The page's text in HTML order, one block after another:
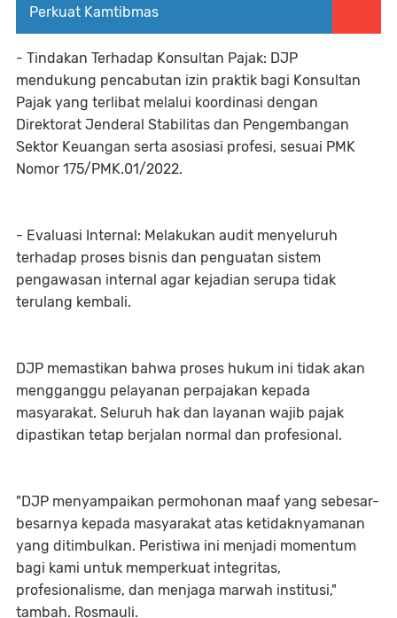
Perkuat Kamtibmas
- Tindakan Terhadap Konsultan Pajak: DJP
mendukung pencabutan izin praktik bagi Konsultan
Pajak yang terlibat melalui koordinasi dengan
Direktorat Jenderal Stabilitas dan Pengembangan
Sektor Keuangan serta asosiasi profesi, sesuai PMK
Nomor 175/PMK.01/2022.
- Evaluasi Internal: Melakukan audit menyeluruh
terhadap proses bisnis dan penguatan sistem
pengawasan internal agar kejadian serupa tidak
terulang kembali.
DJP memastikan bahwa proses hukum ini tidak akan
mengganggu pelayanan perpajakan kepada
masyarakat. Seluruh hak dan layanan wajib pajak
dipastikan tetap berjalan normal dan profesional.
"DJP menyampaikan permohonan maaf yang sebesar-
besarnya kepada masyarakat atas ketidaknyamanan
yang ditimbulkan. Peristiwa ini menjadi momentum
bagi kami untuk memperkuat integritas,
profesionalisme, dan menjaga marwah institusi,"
tambah. Rosmauli.